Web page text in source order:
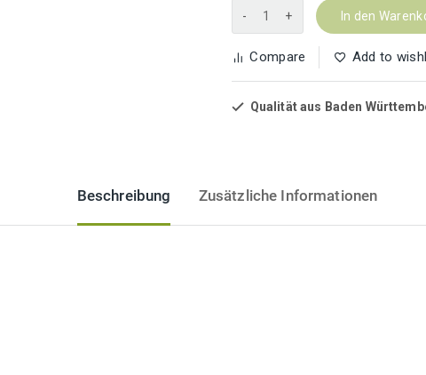
Hähnchenherzen
In den
Compare Add to
Qualität aus Baden
Beschreibung Zusätzliche Informationen